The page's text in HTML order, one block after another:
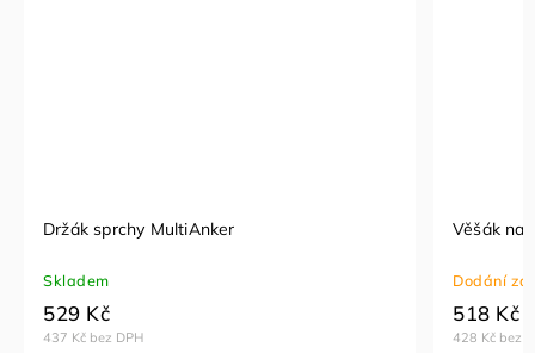
Držák sprchy MultiAnker
Skladem
437 Kč bez DPH
529 Kč
Věšák na
Dodání
428 Kč bez
518 Kč